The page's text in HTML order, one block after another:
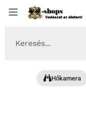
Skip
Hőkamera